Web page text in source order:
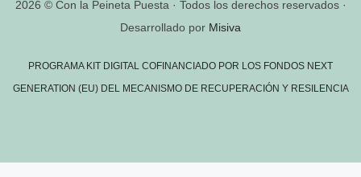
2026 © Con la Peineta Puesta · Todos los derechos reservados ·
Desarrollado por Misiva
PROGRAMA KIT DIGITAL COFINANCIADO POR LOS FONDOS NEXT
GENERATION (EU) DEL MECANISMO DE RECUPERACIÓN Y RESILENCIA